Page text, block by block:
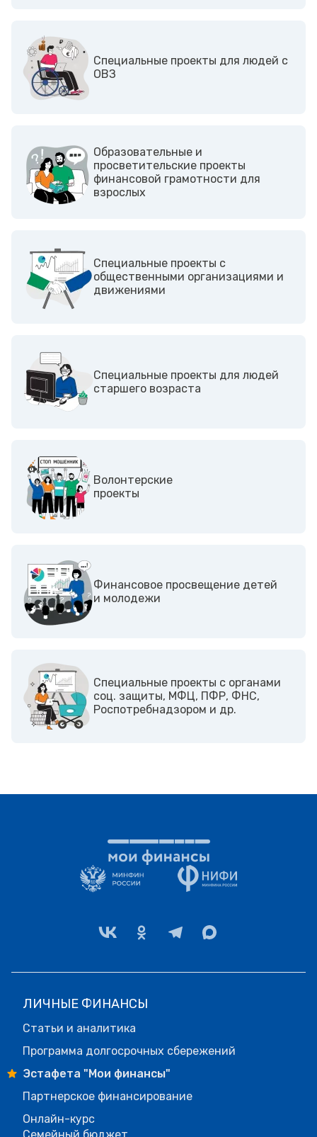
Cпециальные проекты для людей с
ОВЗ
Образовательные и
просветительские проекты
финансовой грамотности для
взрослых
Cпециальные проекты с
общественными организациями и
движениями
Специальные проекты для людей
старшего возраста
Волонтерские
проекты
Финансовое просвещение детей
и молодежи
Cпециальные проекты с органами
соц. защиты, МФЦ, ПФР, ФНС,
Роспотребнадзором и др.
ЛИЧНЫЕ ФИНАНСЫ
Статьи и аналитика
Программа долгосрочных сбережений
Эстафета "Мои финансы"
Партнерское финансирование
Онлайн-курс